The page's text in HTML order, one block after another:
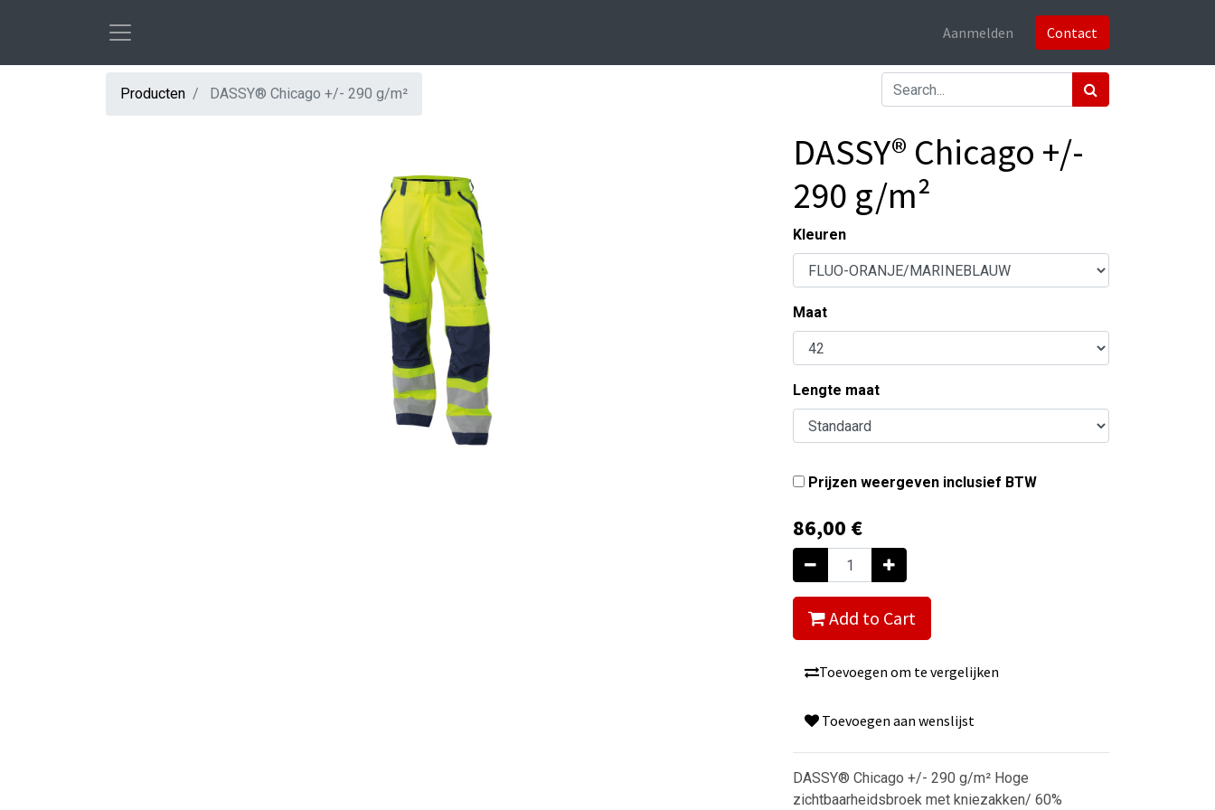
Aanmelden Contact
Producten DASSY® Chicago +/- 290 g/m²
DASSY® Chicago +/-
290 g/m²
Kleuren
Maat
Lengte maat
Prijzen weergeven inclusief BTW
86,00 €
Add to Cart
Toevoegen om te vergelijken
Toevoegen aan wenslijst
DASSY® Chicago +/- 290 g/m² Hoge
zichtbaarheidsbroek met kniezakken/ 60%